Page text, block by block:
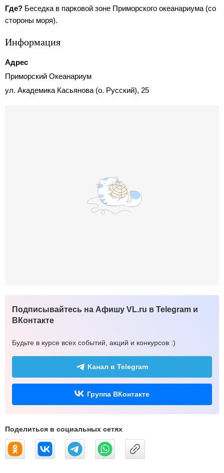
Где? Беседка в парковой зоне Приморского океанариума (со
стороны моря).
Информация
Адрес
Приморский Океанариум
ул. Академика Касьянова (о. Русский), 25
Подписывайтесь на Афишу VL.ru в Telegram и
ВКонтакте
Будьте в курсе всех событий, акций и конкурсов :)
Канал в Telegram
Группа ВКонтакте
Поделиться в социальных сетях